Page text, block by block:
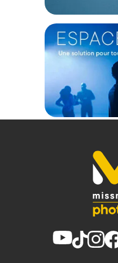
1x Sangle de poitrine
Code EAN Peak Design
Sac à dos photo - Achat et
(1) Offre valable jusqu'au 31
d'achat, sur la base d'une
relais situé en France
(3) Nombre de points Fidélité
sur le prix TTC en €, les